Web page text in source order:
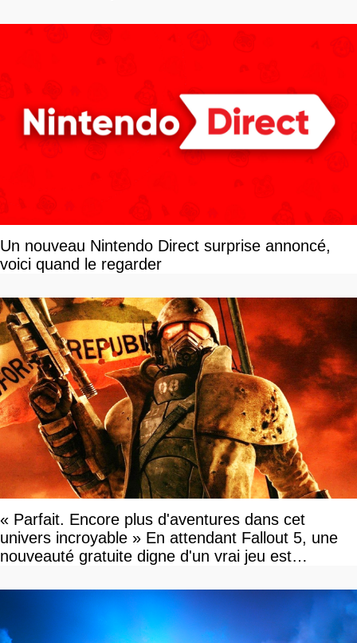
Un nouveau Nintendo Direct surprise annoncé,
voici quand le regarder
« Parfait. Encore plus d'aventures dans cet
univers incroyable » En attendant Fallout 5, une
nouveauté gratuite digne d'un vrai jeu est